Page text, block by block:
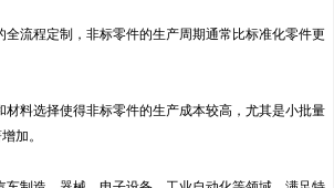
流程定制，非标零件的生产周期通常比标准化零件更
料选择使得非标零件的生产成本较高，尤其是小批量
加。